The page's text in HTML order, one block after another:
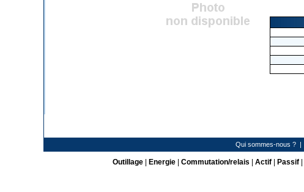
Qui sommes-nous ? |
Outillage| Energie| Commutation/relais Actif| Passif|